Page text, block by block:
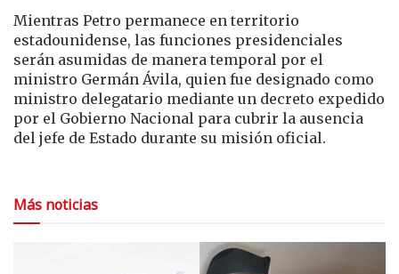
Mientras Petro permanece en territorio
estadounidense, las funciones presidenciales
serán asumidas de manera temporal por el
ministro Germán Ávila, quien fue designado como
ministro delegatario mediante un decreto expedido
por el Gobierno Nacional para cubrir la ausencia
del jefe de Estado durante su misión oficial.
Más noticias